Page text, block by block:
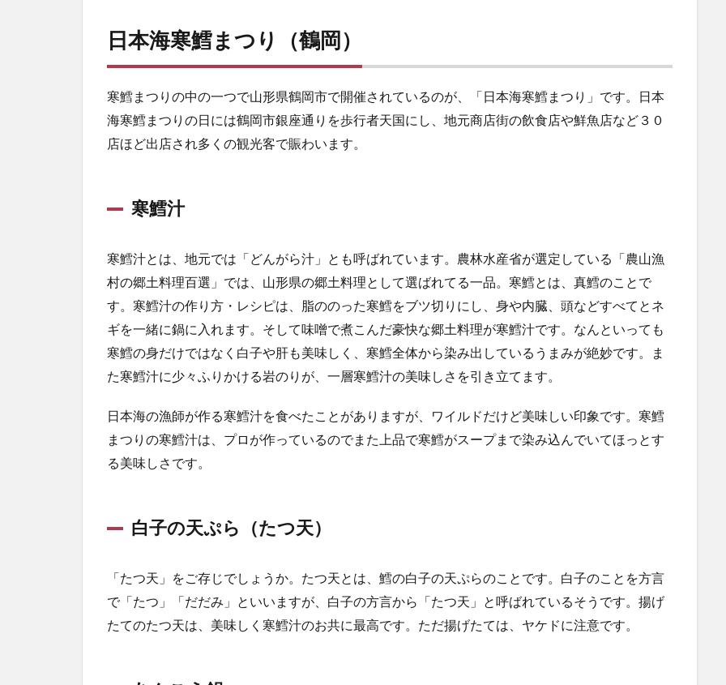
日本海寒鱈まつり（鶴岡）
寒鱈まつりの中の一つで山形県鶴岡市で開催されているのが、「日本海寒鱈まつり」です。日本
海寒鱈まつりの日には鶴岡市銀座通りを歩行者天国にし、地元商店街の飲食店や鮮魚店など３０
店ほど出店され多くの観光客で賑わいます。
寒鱈汁
寒鱈汁とは、地元では「どんがら汁」とも呼ばれています。農林水産省が選定している「農山漁
村の郷土料理百選」では、山形県の郷土料理として選ばれてる一品。寒鱈とは、真鱈のことで
す。寒鱈汁の作り方・レシピは、脂ののった寒鱈をブツ切りにし、身や内臓、頭などすべてとネ
ギを一緒に鍋に入れます。そして味噌で煮こんだ豪快な郷土料理が寒鱈汁です。なんといっても
寒鱈の身だけではなく白子や肝も美味しく、寒鱈全体から染み出しているうまみが絶妙です。ま
た寒鱈汁に少々ふりかける岩のりが、一層寒鱈汁の美味しさを引き立てます。
日本海の漁師が作る寒鱈汁を食べたことがありますが、ワイルドだけど美味しい印象です。寒鱈
まつりの寒鱈汁は、プロが作っているのでまた上品で寒鱈がスープまで染み込んでいてほっとす
る美味しさです。
白子の天ぷら（たつ天）
「たつ天」をご存じでしょうか。たつ天とは、鱈の白子の天ぷらのことです。白子のことを方言
で「たつ」「だだみ」といいますが、白子の方言から「たつ天」と呼ばれているそうです。揚げ
たてのたつ天は、美味しく寒鱈汁のお共に最高です。ただ揚げたては、ヤケドに注意です。